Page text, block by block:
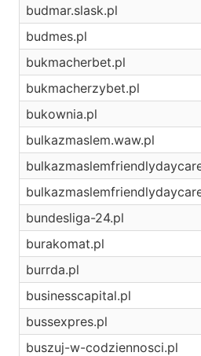
budmar.slask.pl
budmes.pl
bukmacherbet.pl
bukmacherzybet.pl
bukownia.pl
bulkazmaslem.waw.pl
bundesliga-24.pl
burakomat.pl
burrda.pl
businesscapital.pl
bussexpres.pl
buszuj-w-codziennosci.pl